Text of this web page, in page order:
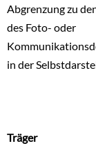
Abgrenzung zu
des Foto- oder
in der
Träger